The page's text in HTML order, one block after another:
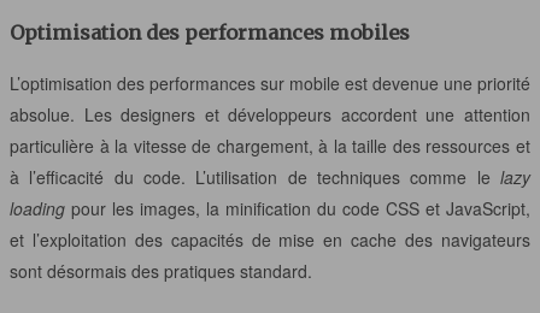
Optimisation des performances mobiles
L’optimisation des performances sur mobile est devenue une priorité
absolue. Les designers et développeurs accordent une attention
particulière à la vitesse de chargement, à la taille des ressources et
à l’efficacité du code. L’utilisation de techniques comme le lazy
loading pour les images, la minification du code CSS et JavaScript,
et l’exploitation des capacités de mise en cache des navigateurs
sont désormais des pratiques standard.